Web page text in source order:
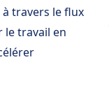
travers le flux
le travail en